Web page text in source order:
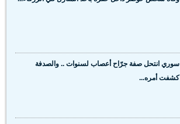
سوري انتحل صفة جرّاح أعصاب لسنوات .. والصدفة
كشفت أمره...